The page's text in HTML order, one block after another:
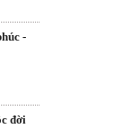
-
đời